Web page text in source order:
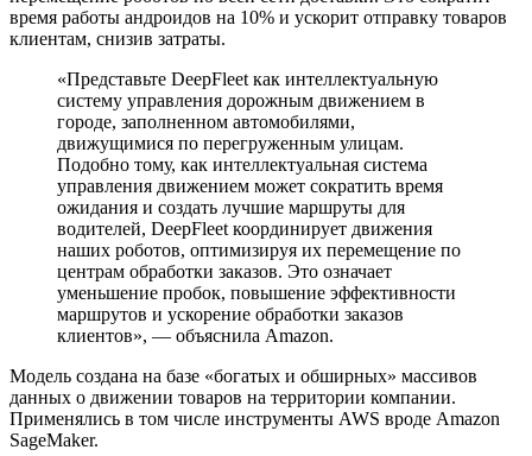
время работы андроидов на 10% и ускорит отправку товаров
клиентам, снизив затраты.
«Представьте DeepFleet как интеллектуальную
систему управления дорожным движением в
городе, заполненном автомобилями,
движущимися по перегруженным улицам.
Подобно тому, как интеллектуальная система
управления движением может сократить время
ожидания и создать лучшие маршруты для
водителей, DeepFleet координирует движения
наших роботов, оптимизируя их перемещение по
центрам обработки заказов. Это означает
уменьшение пробок, повышение эффективности
маршрутов и ускорение обработки заказов
клиентов», — объяснила Amazon.
Модель создана на базе «богатых и обширных» массивов
данных о движении товаров на территории компании.
Применялись в том числе инструменты AWS вроде Amazon
SageMaker.